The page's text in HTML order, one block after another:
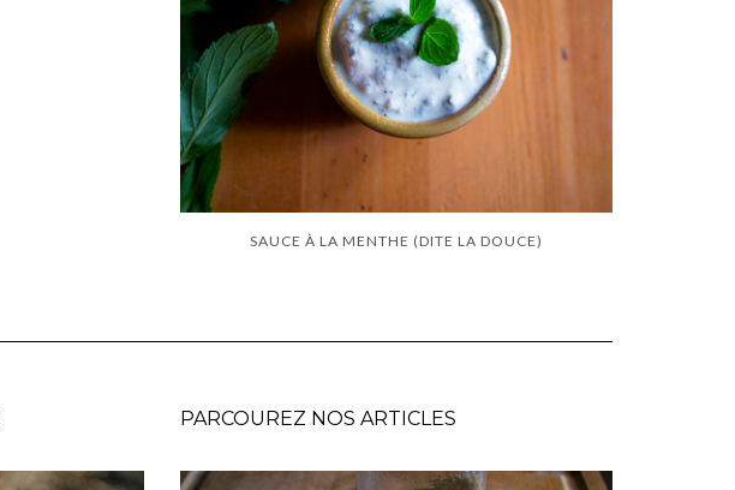
SAUCE À LA MENTHE (DITE LA DOUCE)
PARCOUREZ NOS ARTICLES